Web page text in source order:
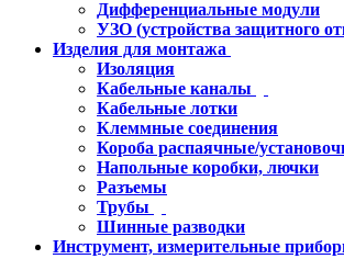
Дифференциальные модули
УЗО (устройства защитного
Изделия для монтажа
Изоляция
Кабельные каналы
Кабельные лотки
Клеммные соединения
Короба распаячные/
Напольные коробки, лючки
Разъемы
Трубы
Шинные разводки
Инструмент, измерительные